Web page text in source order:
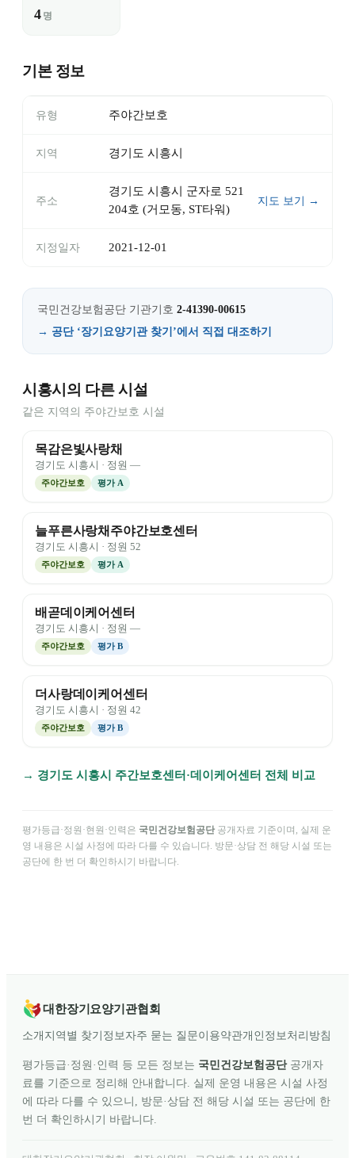
4 명
기본 정보
유형 주야간보호
지역 경기도 시흥시
주소
경기도 시흥시 군자로 521
204호 (거모동, ST타워)
지도 보기 →
지정일자 2021-12-01
국민건강보험공단 기관기호 2-41390-00615
→ 공단 ‘장기요양기관 찾기’에서 직접 대조하기
시흥시의 다른 시설
같은 지역의 주야간보호 시설
목감은빛사랑채
경기도 시흥시 · 정원 —
주야간보호 평가 A
늘푸른사랑채주야간보호센터
경기도 시흥시 · 정원 52
주야간보호 평가 A
배곧데이케어센터
경기도 시흥시 · 정원 —
주야간보호 평가B
더사랑데이케어센터
경기도 시흥시 · 정원 42
주야간보호 평가B
→ 경기도 시흥시 주간보호센터·데이케어센터 전체 비교
평가등급·정원·현원·인력은 국민건강보험공단 공개자료 기준이며, 실제 운
영 내용은 시설 사정에 따라 다를 수 있습니다. 방문·상담 전 해당 시설 또는
공단에 한 번 더 확인하시기 바랍니다.
대한장기요양기관협회
소개 지역별 찾기 정보자주 묻는 질문이용약관개인정보처리방침
평가등급·정원·인력 등 모든 정보는 국민건강보험공단공개자
료를 기준으로 정리해 안내합니다. 실제 운영 내용은 시설 사정
에 따라 다를 수 있으니, 방문·상담 전 해당 시설 또는 공단에 한
번 더 확인하시기 바랍니다.